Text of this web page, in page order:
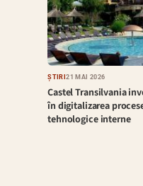
ȘTIRI21 MAI 2026
Castel Transilvania
în digitalizarea
tehnologice interne